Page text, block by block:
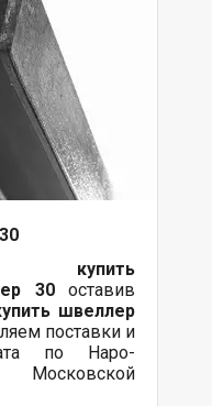
купить
30оставив
швеллер
поставки и
по Наро-
Московской